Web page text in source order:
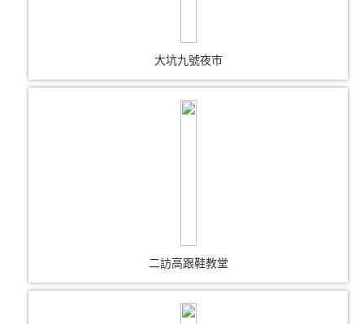
大坑九號夜市
二訪高跟鞋教堂